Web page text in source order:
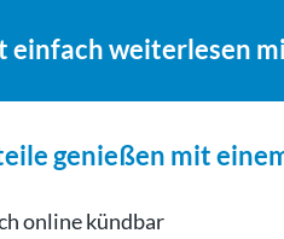
einfach weiterlesen
genießen mit
online kündbar